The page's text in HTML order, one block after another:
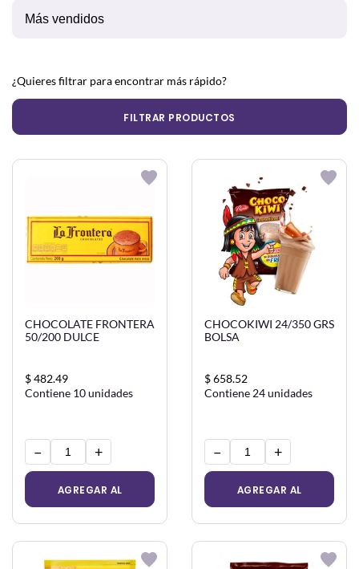
¿Quieres filtrar para encontrar más rápido?
FILTRAR PRODUCTOS
CHOCOLATE FRONTERA
50/200 DULCE
$ 482.49
Contiene 10 unidades
− +
AGREGAR AL
CARRITO
CHOCOKIWI 24/350 GRS
BOLSA
$ 658.52
Contiene 24 unidades
− +
AGREGAR AL
CARRITO